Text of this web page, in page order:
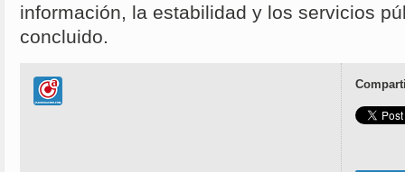
información, la estabilidad y los servicios
concluido.